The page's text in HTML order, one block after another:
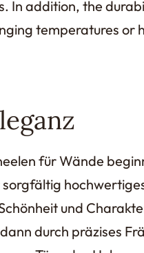
In addition, the
temperatures or
für Wände
und
durch präzises